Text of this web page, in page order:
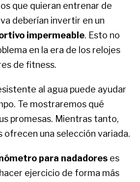
que quieran entrenar de
deberían invertir en un
impermeable. Esto no
en la era de los relojes
de fitness.
al agua puede ayudar
Te mostraremos qué
promesas. Mientras tanto,
una selección variada.
para nadadores es
ejercicio de forma más